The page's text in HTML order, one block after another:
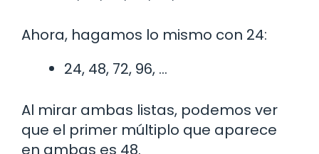
Ahora, hagamos lo mismo con 24:
24, 48, 72, 96, …
Al mirar ambas listas, podemos ver
que el primer múltiplo que aparece
en ambas es 48.